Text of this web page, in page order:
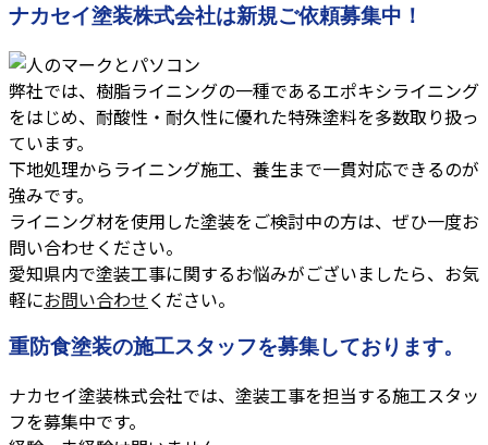
ナカセイ塗装株式会社は新規ご依頼募集中！
弊社では、樹脂ライニングの一種であるエポキシライニング
をはじめ、耐酸性・耐久性に優れた特殊塗料を多数取り扱っ
ています。
下地処理からライニング施工、養生まで一貫対応できるのが
強みです。
ライニング材を使用した塗装をご検討中の方は、ぜひ一度お
問い合わせください。
愛知県内で塗装工事に関するお悩みがございましたら、お気
軽にお問い合わせください。
重防食塗装の施工スタッフを募集しております。
ナカセイ塗装株式会社では、塗装工事を担当する施工スタッ
フを募集中です。